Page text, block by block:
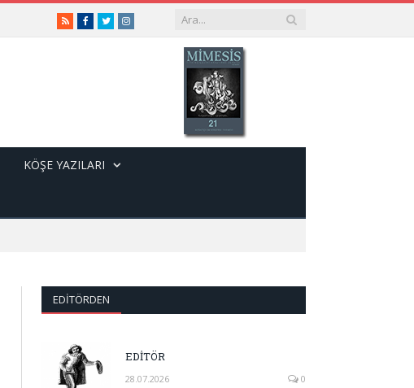
RSSFacebook
TwitterInstagram
KÖŞE YAZILARI
EDITÖRDEN
EDİTÖR
28.07.2026 0